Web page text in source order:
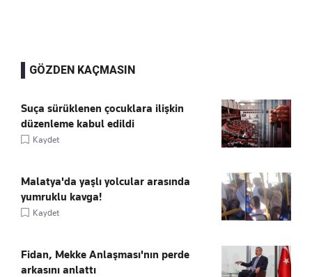
GÖZDEN KAÇMASIN
Suça sürüklenen çocuklara ilişkin
düzenleme kabul edildi
Kaydet
Malatya'da yaşlı yolcular arasında
yumruklu kavga!
Kaydet
Fidan, Mekke Anlaşması'nın perde
arkasını anlattı